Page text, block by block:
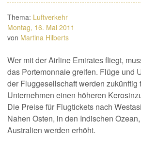
Thema: Luftverkehr
Montag, 16. Mai 2011
von Martina Hilberts
Wer mit der Airline Emirates fliegt,
das Portemonnaie greifen. Flüge und
der Fluggesellschaft werden zukünftig
Unternehmen einen höheren
Die Preise für Flugtickets nach
Nahen Osten, in den Indischen
Australien werden erhöht.